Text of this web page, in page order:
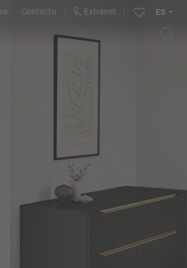
Contacto Extranet ES